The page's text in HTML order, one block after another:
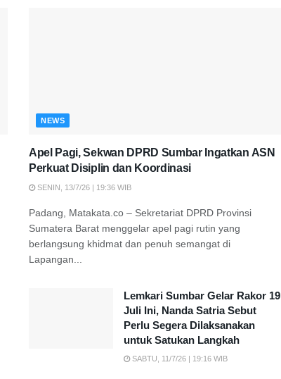
NEWS
Apel Pagi, Sekwan DPRD Sumbar Ingatkan ASN
Perkuat Disiplin dan Koordinasi
SENIN, 13/7/26 | 19:36 WIB
Padang, Matakata.co – Sekretariat DPRD Provinsi
Sumatera Barat menggelar apel pagi rutin yang
berlangsung khidmat dan penuh semangat di
Lapangan...
Lemkari Sumbar Gelar Rakor 19
Juli Ini, Nanda Satria Sebut
Perlu Segera Dilaksanakan
untuk Satukan Langkah
SABTU, 11/7/26 | 19:16 WIB